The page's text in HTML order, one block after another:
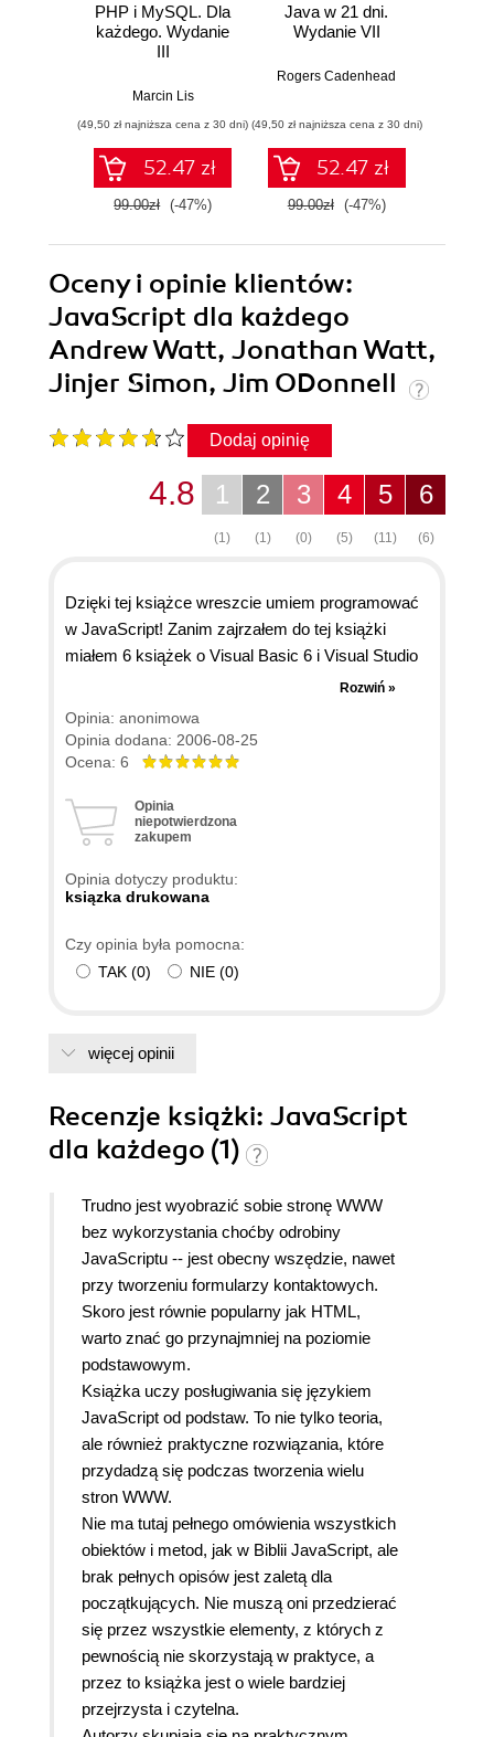
PHP i MySQL. Dla
każdego. Wydanie
III
Marcin Lis
(49,50 zł najniższa cena z 30 dni)
52.47 zł
99.00zł (-47%)
Java w 21 dni.
Wydanie VII
Rogers Cadenhead
(49,50 zł najniższa cena z 30 dni)
52.47 zł
99.00zł (-47%)
Oceny i opinie klientów:
JavaScript dla każdego
Andrew Watt, Jonathan Watt,
Jinjer Simon, Jim ODonnell
Dodaj opinię
6
(6)
5
(11)
4
(5)
3
(0)
2
(1)
1
(1)
4.8
Dzięki tej książce wreszcie umiem programować
w JavaScript! Zanim zajrzałem do tej książki
miałem 6 książek o Visual Basic 6 i Visual Studio
2005 .NET. Podoba mi się każda książka tego
wydawnictwa. Polecam książkę dla
początkujących i srednio zaawansowanych
języku JavaScript. Język VisualBasic jest o wiele
Polecam!
Rozwiń »
Opinia: anonimowa
Opinia dodana: 2006-08-25
Ocena: 6
Opinia
niepotwierdzona
zakupem
Opinia dotyczy produktu:
ksiązka drukowana
Czy opinia była pomocna:
TAK (0) NIE (0)
więcej opinii
Recenzje książki: JavaScript
dla każdego (1)
Trudno jest wyobrazić sobie stronę WWW
bez wykorzystania choćby odrobiny
JavaScriptu -- jest obecny wszędzie, nawet
przy tworzeniu formularzy kontaktowych.
Skoro jest równie popularny jak HTML,
warto znać go przynajmniej na poziomie
podstawowym.
Książka uczy posługiwania się językiem
JavaScript od podstaw. To nie tylko teoria,
ale również praktyczne rozwiązania, które
przydadzą się podczas tworzenia wielu
stron WWW.
Nie ma tutaj pełnego omówienia wszystkich
obiektów i metod, jak w Biblii JavaScript, ale
brak pełnych opisów jest zaletą dla
początkujących. Nie muszą oni przedzierać
się przez wszystkie elementy, z których z
pewnością nie skorzystają w praktyce, a
przez to książka jest o wiele bardziej
przejrzysta i czytelna.